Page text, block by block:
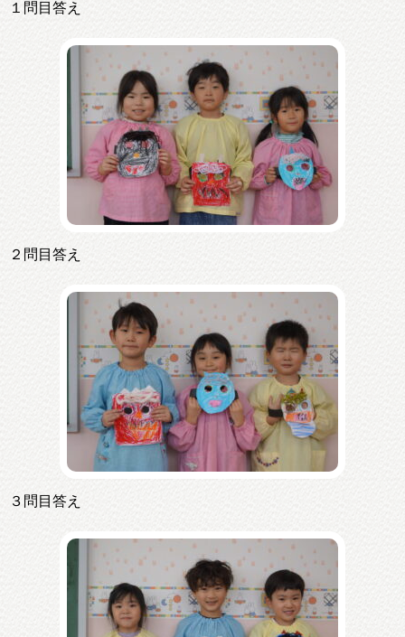
１問目答え
２問目答え
３問目答え